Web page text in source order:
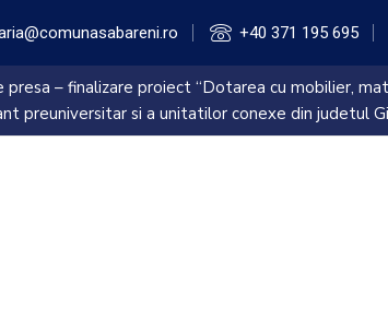
+40 371 195 695
presa – finalizare proiect “Dotarea cu mobilier,
preuniversitar si a unitatilor conexe din judetul